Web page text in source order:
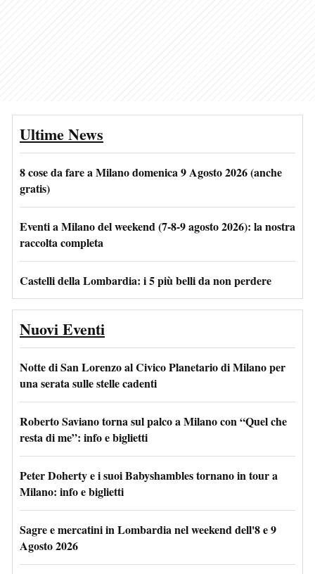
Ultime News
8 cose da fare a Milano domenica 9 Agosto 2026 (anche
gratis)
Eventi a Milano del weekend (7-8-9 agosto 2026): la nostra
raccolta completa
Castelli della Lombardia: i 5 più belli da non perdere
Nuovi Eventi
Notte di San Lorenzo al Civico Planetario di Milano per
una serata sulle stelle cadenti
Roberto Saviano torna sul palco a Milano con “Quel che
resta di me”: info e biglietti
Peter Doherty e i suoi Babyshambles tornano in tour a
Milano: info e biglietti
Sagre e mercatini in Lombardia nel weekend dell'8 e 9
Agosto 2026